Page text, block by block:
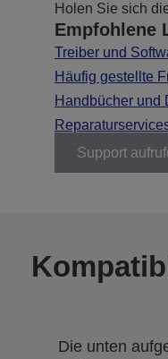
Holen Sie sich
Empfohlene
Treiber und
Häufig gestellte
Handbücher und
Support
Die unten